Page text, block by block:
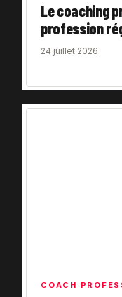
Le coaching
profession
24 juillet 2026
COACH